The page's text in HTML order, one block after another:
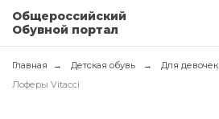
Общероссийский
Обувной портал
Главная Детская обувь Для девочек
Лоферы Vitacci